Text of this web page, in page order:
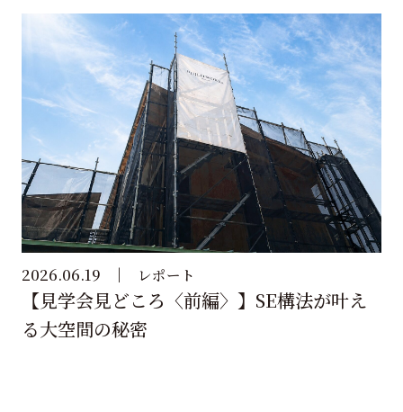
2026.06.19 レポート
【見学会見どころ〈前編〉】SE構法が叶え
る大空間の秘密